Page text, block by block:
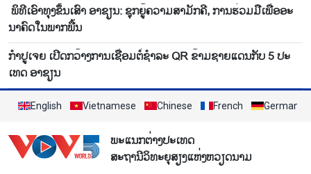
ພິ​ທີ​ເອົາ​ທຸງ​ຂຶ້ນ​ເສົາ ອາ​ຊຽນ: ຊຸກ​ຍູ້​ຄວາມ​ສາ​ມັ​ກ​ຄີ, ການ​ຮ່ວມ​ມື​ເພື່ອ​ອະ​
ນາ​ຄົດ​ໃນ​ພາກ​ພື້ນ
ກຳ​ປູ​ເຈຍ ​ເປີດກວ້າງ​ການ​ເຊື່ອມ​ຕໍ່​ຊຳ​ລະ QR ຂ້າມ​ຊາຍ​ແດນ​ກັບ 5 ປະ​
ເທດ ອາ​ຊຽນ
English Vietnamese Chinese French German
ພະແນກຕ່າງປະເທດ
ສະຖານີວິທະຍຸສຽງແຫ່ງຫວຽດນາມ